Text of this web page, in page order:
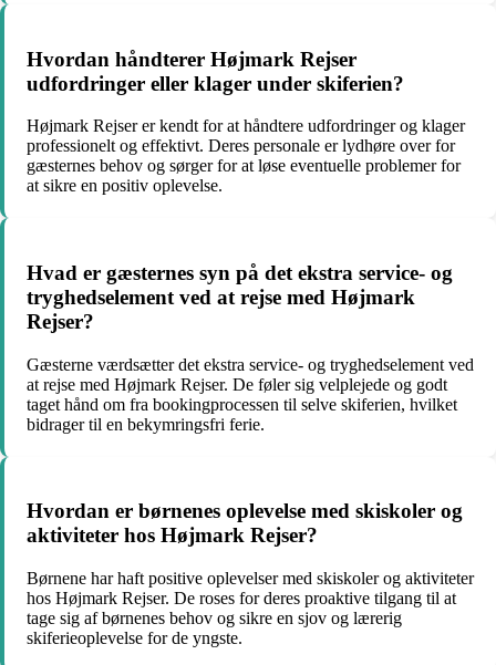
Hvordan håndterer Højmark Rejser
udfordringer eller klager under skiferien?
Højmark Rejser er kendt for at håndtere udfordringer og klager
professionelt og effektivt. Deres personale er lydhøre over for
gæsternes behov og sørger for at løse eventuelle problemer for
at sikre en positiv oplevelse.
Hvad er gæsternes syn på det ekstra service- og
tryghedselement ved at rejse med Højmark
Rejser?
Gæsterne værdsætter det ekstra service- og tryghedselement ved
at rejse med Højmark Rejser. De føler sig velplejede og godt
taget hånd om fra bookingprocessen til selve skiferien, hvilket
bidrager til en bekymringsfri ferie.
Hvordan er børnenes oplevelse med skiskoler og
aktiviteter hos Højmark Rejser?
Børnene har haft positive oplevelser med skiskoler og aktiviteter
hos Højmark Rejser. De roses for deres proaktive tilgang til at
tage sig af børnenes behov og sikre en sjov og lærerig
skiferieoplevelse for de yngste.